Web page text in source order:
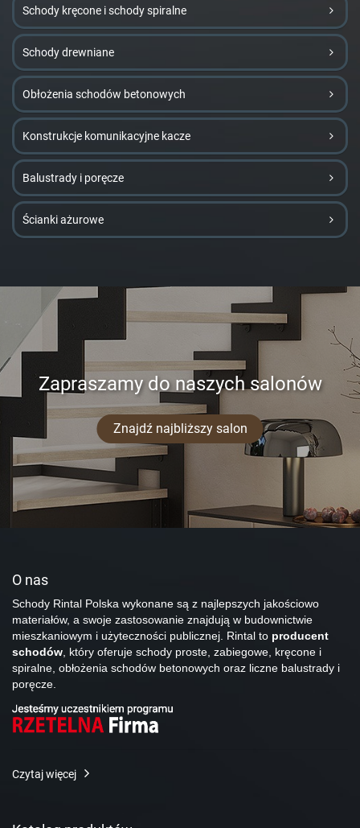
Schody kręcone i schody spiralne
Schody drewniane
Obłożenia schodów betonowych
Konstrukcje komunikacyjne kacze
Balustrady i poręcze
Ścianki ażurowe
Zapraszamy do naszych salonów
Znajdź najbliższy salon
O nas
Schody Rintal Polska wykonane są z najlepszych jakościowo
materiałów, a swoje zastosowanie znajdują w budownictwie
mieszkaniowym i użyteczności publicznej. Rintal to producent
schodów, który oferuje schody proste, zabiegowe, kręcone i
spiralne, obłożenia schodów betonowych oraz liczne balustrady i
poręcze.
Czytaj więcej